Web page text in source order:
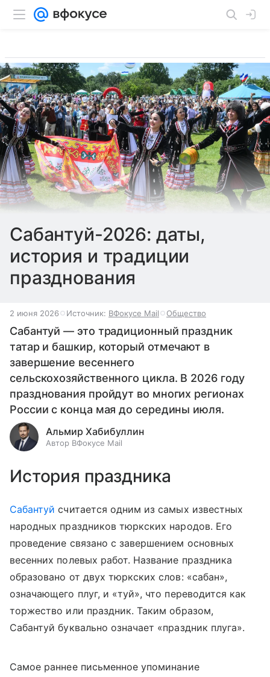
Сабантуй-2026: даты,
история и традиции
празднования
2 июня 2026 Источник: ВФокусе Mail Общество
Сабантуй — это традиционный праздник
татар и башкир, который отмечают в
завершение весеннего
сельскохозяйственного цикла. В 2026 году
празднования пройдут во многих регионах
России с конца мая до середины июля.
Альмир Хабибуллин
Автор ВФокусе Mail
История праздника
Сабантуй считается одним из самых известных
народных праздников тюркских народов. Его
проведение связано с завершением основных
весенних полевых работ. Название праздника
образовано от двух тюркских слов: «сабан»,
означающего плуг, и «туй», что переводится как
торжество или праздник. Таким образом,
Сабантуй буквально означает «праздник плуга».
Самое раннее письменное упоминание